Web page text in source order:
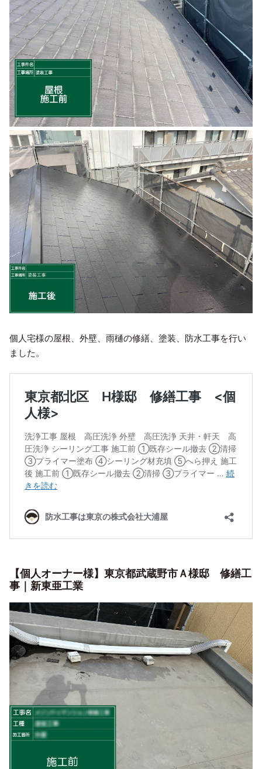
個人宅様の屋根、外壁、雨樋の修繕、塗装、防水工事を行い
ました。
【個人オーナー様】東京都武蔵野市Ａ様邸 修繕工
事｜新東亜工業